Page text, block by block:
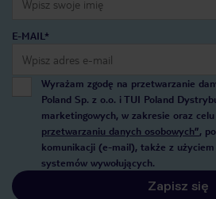
E-MAIL*
Wyrażam zgodę na przetwarzanie
Poland Sp. z o.o. i TUI Poland
marketingowych, w zakresie oraz
przetwarzaniu danych osobowych”,
komunikacji (e-mail), także z
systemów wywołujących.
Zapisz się